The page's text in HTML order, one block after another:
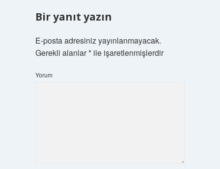
Bir yanıt yazın
E-posta adresiniz yayınlanmayacak.
Gerekli alanlar*ile işaretlenmişlerdir
Yorum